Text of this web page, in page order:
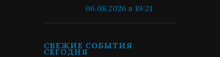
06.08.2026 в 19:21
СВЕЖИЕ СОБЫТИЯ
СЕГОДНЯ